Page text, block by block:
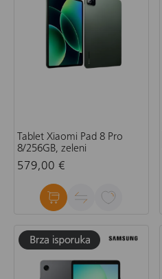
Tablet Xiaomi Pad 8 Pro
8/256GB, zeleni
579,00 €